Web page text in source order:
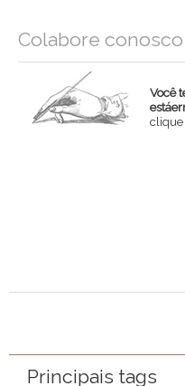
Colabore conosco
Você
clique
Principais tags